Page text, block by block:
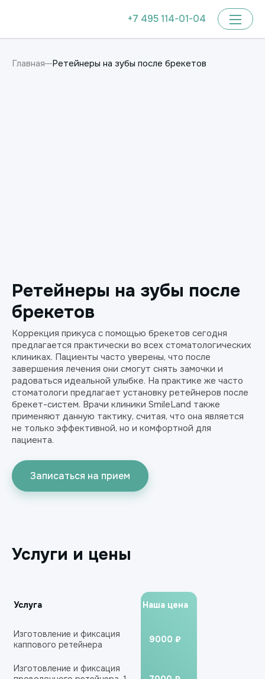
+7 495 114-01-04
Главная Ретейнеры на зубы после брекетов
Ретейнеры на зубы после
брекетов
Коррекция прикуса с помощью брекетов сегодня
предлагается практически во всех стоматологических
клиниках. Пациенты часто уверены, что после
завершения лечения они смогут снять замочки и
радоваться идеальной улыбке. На практике же часто
стоматологи предлагает установку ретейнеров после
брекет-систем. Врачи клиники SmileLand также
применяют данную тактику, считая, что она является
не только эффективной, но и комфортной для
пациента.
Записаться на прием
Услуги и цены
Услуга Наша цена
Изготовление и фиксация
каппового ретейнера
9000 ₽
Изготовление и фиксация